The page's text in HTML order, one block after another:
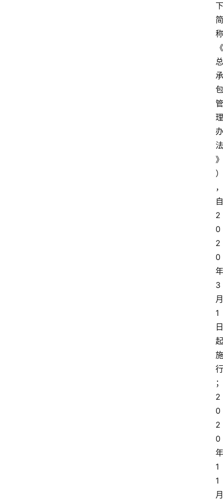
下
简
称
《
总
承
包
管
理
办
法
》
）
，
自
2
0
2
0
年
3
月
1
日
起
施
行
；
2
0
2
0
年
1
1
月